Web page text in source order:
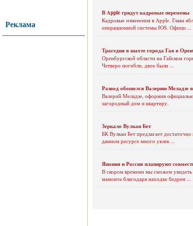
Реклама
В Apple грядут кадровые перемены
Кадровые изменения в Apple. Глава
операционной системы IOS. Офици ...
Трагедия в шахте города Гая в
Оренбургской области на Гайском
Четверо погибли, двое были ...
Развод обошелся Валерию Меладзе
Валерий Меладзе, оформив
загородный дом и квартиру.
Зеркало Вулкан Бет
БК Вулкан Бет предлагает
данном ресурсе много увлек ...
Япония и Россия планируют
В скором времени мы сможем
мамонта благодаря находке бедрен ...